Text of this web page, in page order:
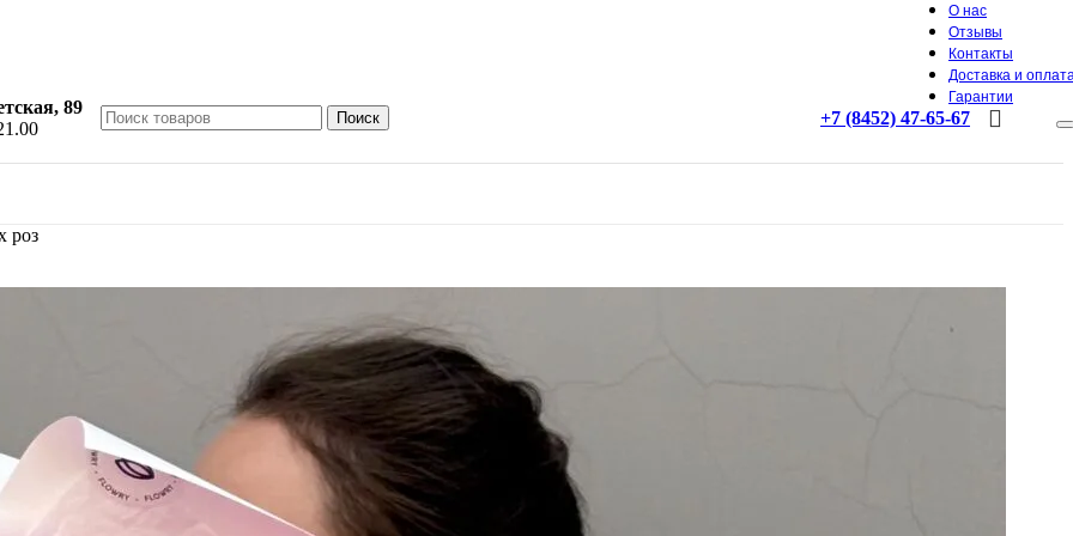
О нас
Отзывы
Контакты
Доставка и
Гарантии
89
Поиск +7 (8452) 47-65-67
роз